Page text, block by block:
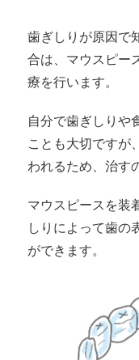
歯ぎしりが原因で
合は、マウスピー
療を行います。
自分で歯ぎしりや
ことも大切ですが
われるため、治す
マウスピースを装
しりによって歯の
ができます。